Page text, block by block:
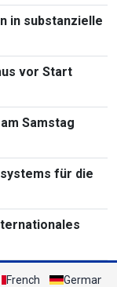
in substanzielle
vor Start
Samstag
für die
French German